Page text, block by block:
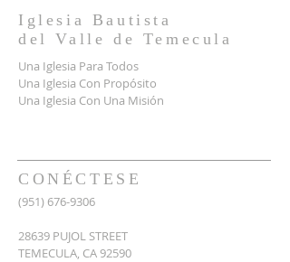
Iglesia Bautista
delValle de Temecula
CONÉCTESE
(951) 676-9306
28639 PUJOL STREET
TEMECULA, CA 92590
Una Iglesia Para Todos
Una Iglesia Con Propósito
Una Iglesia Con Una Misión